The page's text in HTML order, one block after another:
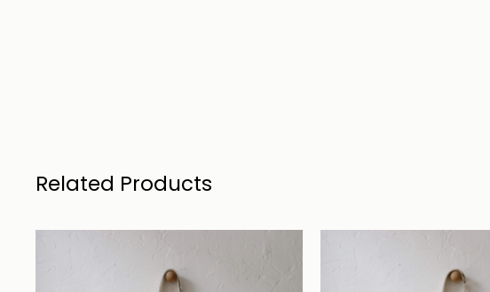
Related Products